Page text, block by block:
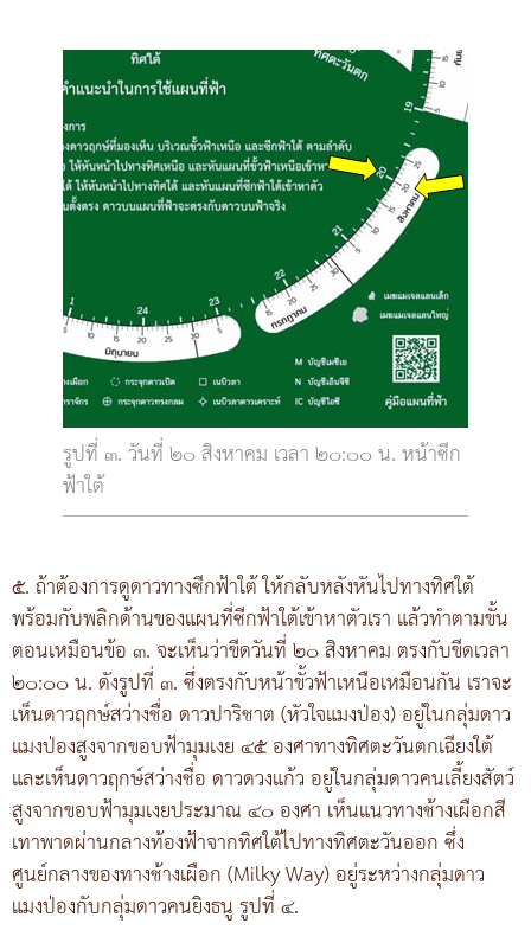
รูปที่ ๓. วันที่ ๒๐ สิงหาคม เวลา ๒๐:๐๐ น. หน้าซีก
ฟ้าใต้
๕. ถ้าต้องการดูดาวทางซีกฟ้าใต้ ให้กลับหลังหันไปทางทิศใต้
พร้อมกับพลิกด้านของแผนที่ซีกฟ้าใต้เข้าหาตัวเรา แล้วทำตามขั้น
ตอนเหมือนข้อ ๓. จะเห็นว่าขีดวันที่ ๒๐ สิงหาคม ตรงกับขีดเวลา
๒๐:๐๐ น. ดังรูปที่ ๓. ซึ่งตรงกับหน้าขั้วฟ้าเหนือเหมือนกัน เราจะ
เห็นดาวฤกษ์สว่างชื่อ ดาวปาริชาต (หัวใจแมงป่อง) อยู่ในกลุ่มดาว
แมงป่องสูงจากขอบฟ้ามุมเงย ๔๕ องศาทางทิศตะวันตกเฉียงใต้
และเห็นดาวฤกษ์สว่างชื่อ ดาวดวงแก้ว อยู่ในกลุ่มดาวคนเลี้ยงสัตว์
สูงจากขอบฟ้ามุมเงยประมาณ ๔๐ องศา เห็นแนวทางช้างเผือกสี
เทาพาดผ่านกลางท้องฟ้าจากทิศใต้ไปทางทิศตะวันออก ซึ่ง
ศูนย์กลางของทางช้างเผือก (Milky Way) อยู่ระหว่างกลุ่มดาว
แมงป่องกับกลุ่มดาวคนยิงธนู รูปที่ ๔.